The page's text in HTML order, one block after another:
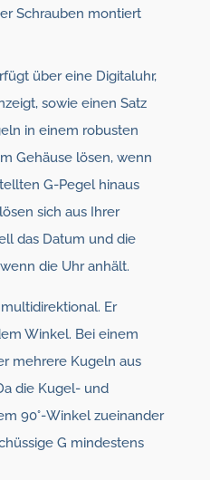
Schrauben montiert
über eine Digitaluhr,
sowie einen Satz
in einem robusten
Gehäuse lösen, wenn
G-Pegel hinaus
sich aus Ihrer
das Datum und die
die Uhr anhält.
Er
Winkel. Bei einem
mehrere Kugeln aus
die Kugel- und
90°-Winkel zueinander
G mindestens